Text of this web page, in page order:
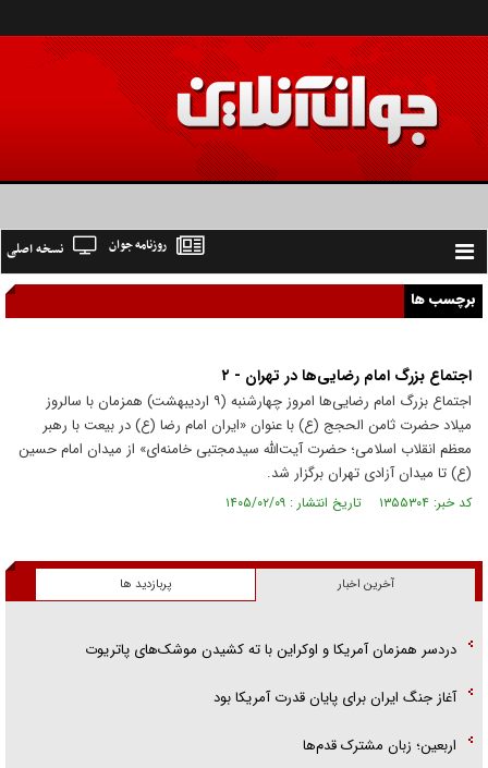
Toggle
navigation
نسخه اصلی روزنامه جوان
برچسب ها
اجتماع بزرگ امام رضایی‌ها در تهران - ۲
اجتماع بزرگ امام رضایی‌ها امروز چهارشنبه (۹ اردیبهشت) همزمان با سالروز
میلاد حضرت ثامن الحجج (ع) با عنوان «ایران امام رضا (ع) در بیعت با رهبر
معظم انقلاب اسلامی؛ حضرت آیت‌الله سیدمجتبی خامنه‌ای» از میدان امام حسین
(ع) تا میدان آزادی تهران برگزار شد.
کد خبر: ۱۳۵۵۳۰۴ تاریخ انتشار : ۱۴۰۵/۰۲/۰۹
آخرین اخبار پربازدید ها
دردسر همزمان آمریکا و اوکراین با ته کشیدن موشک‌های پاتریوت
آغاز جنگ ایران برای پایان قدرت آمریکا بود
اربعین؛ زبان مشترک قدم‌ها